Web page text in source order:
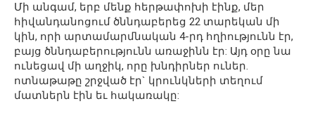
Մի անգամ, երբ մենք հերթափոխի էինք, մեր
հիվանդանոցում ծննդաբերեց 22 տարեկան մի
կին, որի արտամարմնական 4-րդ հղիությունն էր,
բայց ծննդաբերությունն առաջինն էր: Այդ օրը նա
ունեցավ մի աղջիկ, որը խնդիրներ ուներ.
ոտնաթաթը շրջված էր` կրունկների տեղում
մատներն էին եւ հակառակը: